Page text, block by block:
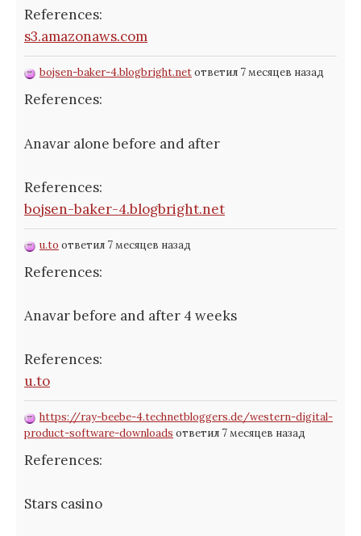
References:
s3.amazonaws.com
bojsen-baker-4.blogbright.netответил 7 месяцев назад
References:
Anavar alone before and after
References:
bojsen-baker-4.blogbright.net
u.to ответил 7 месяцев назад
References:
Anavar before and after 4 weeks
References:
u.to
https://ray-beebe-4.technetbloggers.de/western-digital-
product-software-downloads ответил 7 месяцев назад
References:
Stars casino